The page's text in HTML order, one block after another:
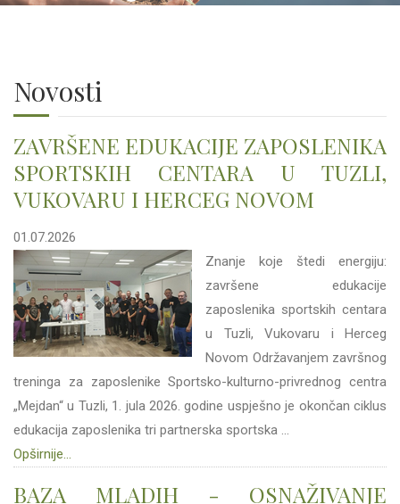
Novosti
ZAVRŠENE EDUKACIJE ZAPOSLENIKA
SPORTSKIH CENTARA U TUZLI,
VUKOVARU I HERCEG NOVOM
01.07.2026
Znanje koje štedi energiju:
završene edukacije
zaposlenika sportskih centara
u Tuzli, Vukovaru i Herceg
Novom Održavanjem završnog
treninga za zaposlenike Sportsko-kulturno-privrednog centra
„Mejdan“ u Tuzli, 1. jula 2026. godine uspješno je okončan ciklus
edukacija zaposlenika tri partnerska sportska ...
Opširnije...
BAZA MLADIH - OSNAŽIVANJE